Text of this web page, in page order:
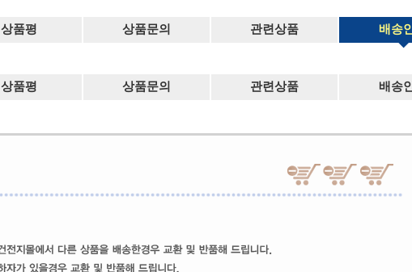
상품평 상품문의 관련상품 배송
상품평 상품문의 관련상품 배송